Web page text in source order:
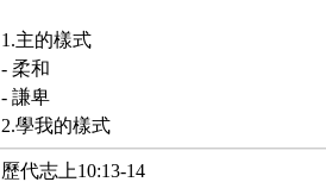
1.主的樣式
- 柔和
- 謙卑
2.學我的樣式
歷代志上10:13-14